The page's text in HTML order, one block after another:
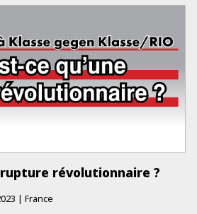
révolutionnaire ?
| France